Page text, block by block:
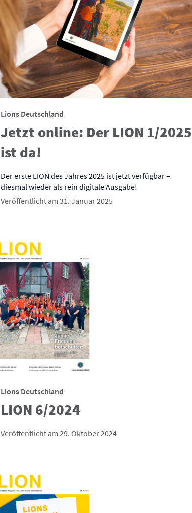
Lions Deutschland
Jetzt online: Der LION 1/2025
ist da!
Der erste LION des Jahres 2025 ist jetzt verfügbar –
diesmal wieder als rein digitale Ausgabe!
Veröffentlicht am 31. Januar 2025
Lions Deutschland
LION 6/2024
Veröffentlicht am 29. Oktober 2024